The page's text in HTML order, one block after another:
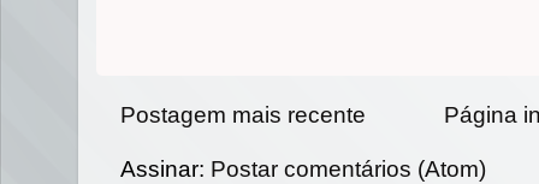
Postagem mais recente Página
Assinar: Postar comentários (Atom)